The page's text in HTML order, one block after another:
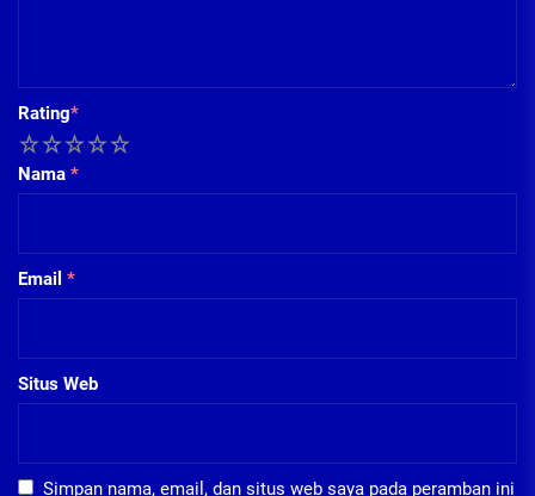
Rating*
5
4
3
2
Nama *
Email *
Situs Web
Simpan nama, email, dan situs web saya pada peramban ini